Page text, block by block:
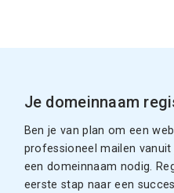
Je domeinnaam
Ben je van plan om een
professioneel mailen vanuit
een domeinnaam nodig.
eerste stap naar een